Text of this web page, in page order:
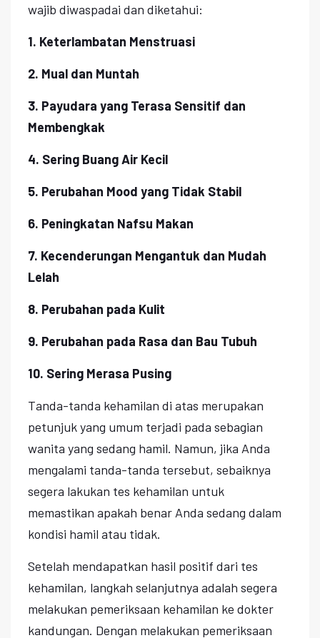
wajib diwaspadai dan diketahui:
1. Keterlambatan Menstruasi
2. Mual dan Muntah
3. Payudara yang Terasa Sensitif dan
Membengkak
4. Sering Buang Air Kecil
5. Perubahan Mood yang Tidak Stabil
6. Peningkatan Nafsu Makan
7. Kecenderungan Mengantuk dan Mudah
Lelah
8. Perubahan pada Kulit
9. Perubahan pada Rasa dan Bau Tubuh
10. Sering Merasa Pusing
Tanda-tanda kehamilan di atas merupakan
petunjuk yang umum terjadi pada sebagian
wanita yang sedang hamil. Namun, jika Anda
mengalami tanda-tanda tersebut, sebaiknya
segera lakukan tes kehamilan untuk
memastikan apakah benar Anda sedang dalam
kondisi hamil atau tidak.
Setelah mendapatkan hasil positif dari tes
kehamilan, langkah selanjutnya adalah segera
melakukan pemeriksaan kehamilan ke dokter
kandungan. Dengan melakukan pemeriksaan